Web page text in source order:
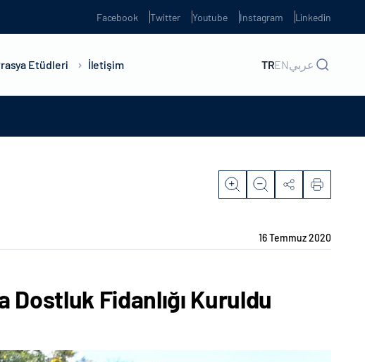
Facebook Twitter Youtube Instagram Linkedin
Etüdleri İletişim TRENعربي
16 Temmuz 2020
Dostluk Fidanlığı Kuruldu